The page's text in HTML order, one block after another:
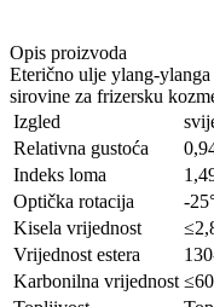
Opis proizvoda
Eterično ulje ylang-
sirovine za frizersku
Izgled
Relativna gustoća
Indeks loma
Optička rotacija
-
Kisela vrijednost
Vrijednost estera
Karbonilna vrijednost